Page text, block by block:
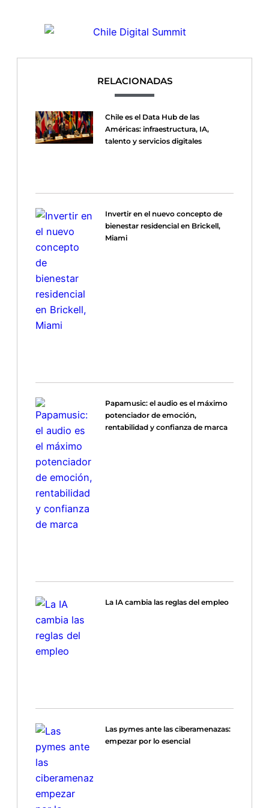
RELACIONADAS
Chile es el Data Hub de las
Américas: infraestructura, IA,
talento y servicios digitales
Invertir en el nuevo concepto de
bienestar residencial en Brickell,
Miami
Papamusic: el audio es el máximo
potenciador de emoción,
rentabilidad y confianza de marca
La IA cambia las reglas del empleo
Las pymes ante las ciberamenazas:
empezar por lo esencial